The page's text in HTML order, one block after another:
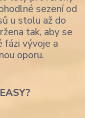
sezení od
u stolu až do
tak, aby se
fázi vývoje a
oporu.